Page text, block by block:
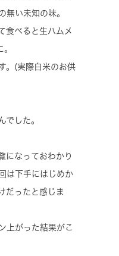
無い未知の味。
食べると生ハムメ
。(実際白米のお供
でした。
になっておわかり
は下手にはじめか
だったと感じま
上がった結果がこ